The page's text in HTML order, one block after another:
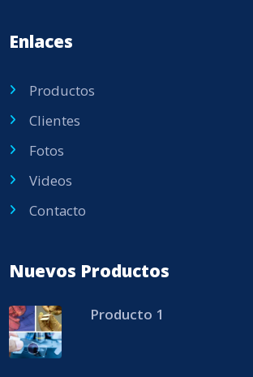
Enlaces
Productos
Clientes
Fotos
Videos
Contacto
Nuevos Productos
Producto 1